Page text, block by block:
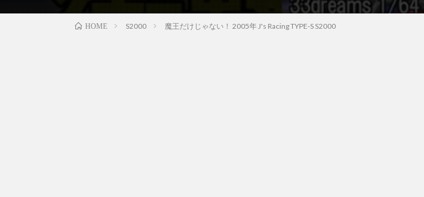
HOME S2000 魔王だけじゃない！ 2005年 J's Racing TYPE-S S2000